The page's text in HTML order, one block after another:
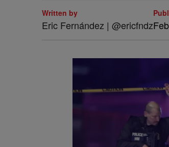
Written by
Eric Fernández | @ericfndz